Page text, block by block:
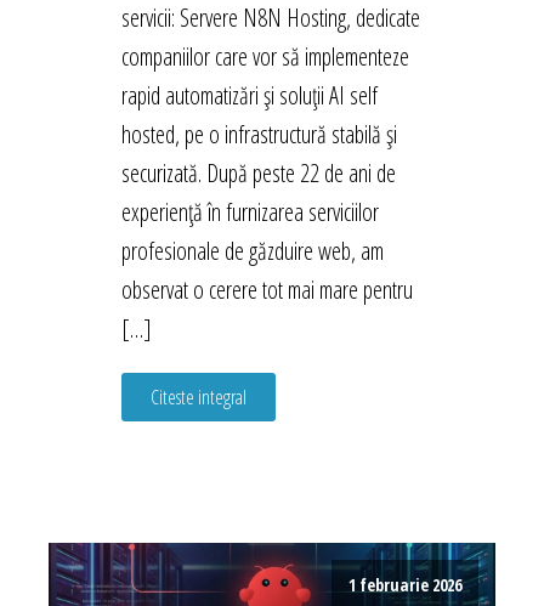
servicii: Servere N8N Hosting, dedicate
companiilor care vor să implementeze
rapid automatizări și soluții AI self
hosted, pe o infrastructură stabilă și
securizată. După peste 22 de ani de
experiență în furnizarea serviciilor
profesionale de găzduire web, am
observat o cerere tot mai mare pentru
[…]
Citeste integral
1 februarie 2026